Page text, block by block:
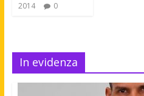
2014
0
In evidenza